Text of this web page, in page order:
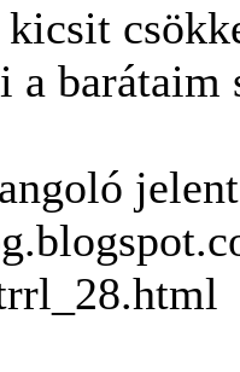
a